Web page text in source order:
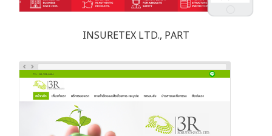
INSURETEX LTD., PART